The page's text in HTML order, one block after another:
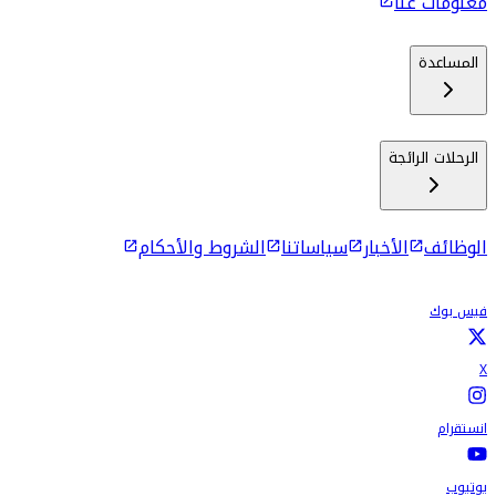
المساعدة
الرحلات الرائجة
الوظائف الأخبار سياساتنا الشروط والأحكام
فيس بوك
X
انستقرام
يوتيوب